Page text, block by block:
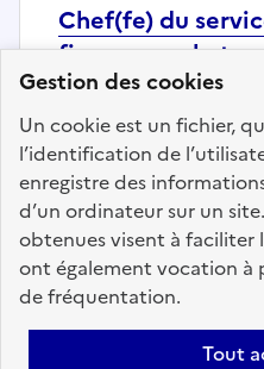
Gestion des cookies
Un cookie est un fichier,
l’identification de
enregistre des
d’un ordinateur sur un
obtenues visent à faciliter
ont également vocation à
de fréquentation.
Tout
Chef(fe) du
finances, achats
Localisation :
Eure et Loir(28)
Fonction publique :
Fonction publique de
Employeur :
Préfecture d'Eure et
En ligne depuis le 22
Ajouter aux favoris: